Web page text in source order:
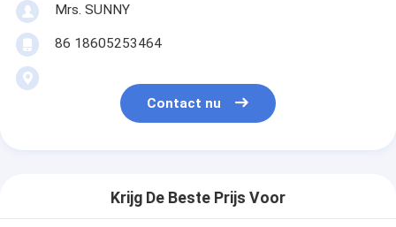
Mrs. SUNNY
86 18605253464
Contact nu
Krijg De Beste Prijs Voor